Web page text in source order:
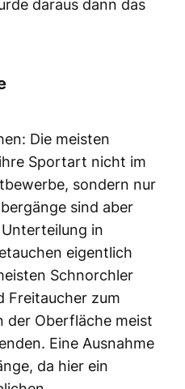
daraus dann das
Die meisten
Sportart nicht im
sondern nur
sind aber
in
eigentlich
Schnorchler
Freitaucher zum
der Oberfläche meist
Eine Ausnahme
da hier ein